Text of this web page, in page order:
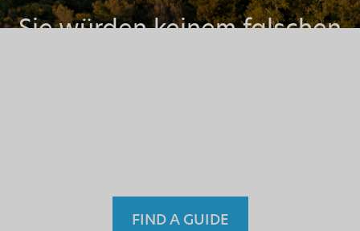
Sie würden keinem falschen
FIND A GUIDE